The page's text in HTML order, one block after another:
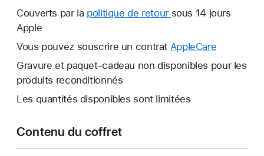
nouvelle
Couverts par la politique de retour Une
fenêtre
sous 14 jours
Apple
Vous pouvez souscrire un contrat AppleCare
nouvelle
Gravure et paquet-cadeau non disponibles pour les
produits reconditionnés
Les quantités disponibles sont limitées
Contenu du coffret